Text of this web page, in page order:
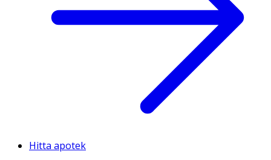
Hitta apotek